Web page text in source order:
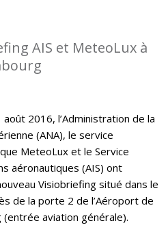
AIS et MeteoLux à
août 2016, l’Administration de la
(ANA), le service
MeteoLux et le Service
aéronautiques (AIS) ont
Visiobriefing situé dans le
de la porte 2 de l’Aéroport de
(entrée aviation générale).